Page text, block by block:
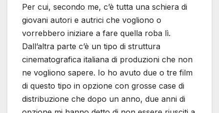
Per cui, secondo me, c’è tutta una schiera di
giovani autori e autrici che vogliono o
vorrebbero iniziare a fare quella roba lì.
Dall’altra parte c’è un tipo di struttura
cinematografica italiana di produzioni che non
ne vogliono sapere. Io ho avuto due o tre film
di questo tipo in opzione con grosse case di
distribuzione che dopo un anno, due anni di